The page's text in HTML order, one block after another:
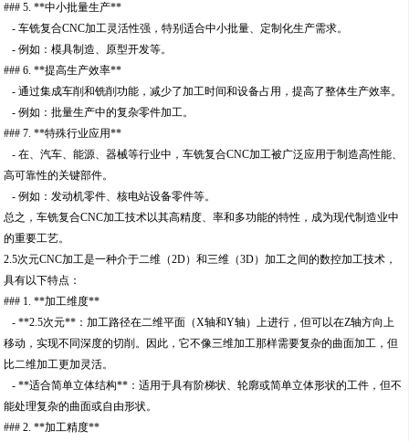
### 5. **中小批量生产**
- 车铣复合CNC加工灵活性强，特别适合中小批量、定制化生产需求。
- 例如：模具制造、原型开发等。
### 6. **提高生产效率**
- 通过集成车削和铣削功能，减少了加工时间和设备占用，提高了整体生产效率。
- 例如：批量生产中的复杂零件加工。
### 7. **特殊行业应用**
- 在、汽车、能源、器械等行业中，车铣复合CNC加工被广泛应用于制造高性能、
高可靠性的关键部件。
- 例如：发动机零件、核电站设备零件等。
总之，车铣复合CNC加工技术以其高精度、率和多功能的特性，成为现代制造业中
的重要工艺。
2.5次元CNC加工是一种介于二维（2D）和三维（3D）加工之间的数控加工技术，
具有以下特点：
### 1. **加工维度**
- **2.5次元**：加工路径在二维平面（X轴和Y轴）上进行，但可以在Z轴方向上
移动，实现不同深度的切削。因此，它不像三维加工那样需要复杂的曲面加工，但
比二维加工更加灵活。
- **适合简单立体结构**：适用于具有阶梯状、轮廓或简单立体形状的工件，但不
能处理复杂的曲面或自由形状。
### 2. **加工精度**